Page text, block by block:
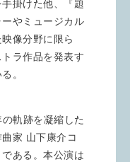
掛けた他、『題
やミュージカル
像分野に限ら
ラ作品を発表す
。
軌跡を凝縮した
家 山下康介コ
ある。本公演は